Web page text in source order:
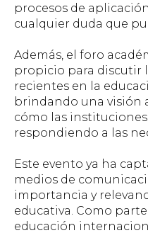
procesos de
cualquier duda que
Además, el foro
propicio para discutir
recientes en la
brindando una visión
cómo las
respondiendo a las
Este evento ya ha
medios de
importancia y
educativa. Como
educación